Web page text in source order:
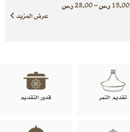
15.00 ر.س–
23.00ر.س
عرض المزيد
تقديم التمر قدور التقديم